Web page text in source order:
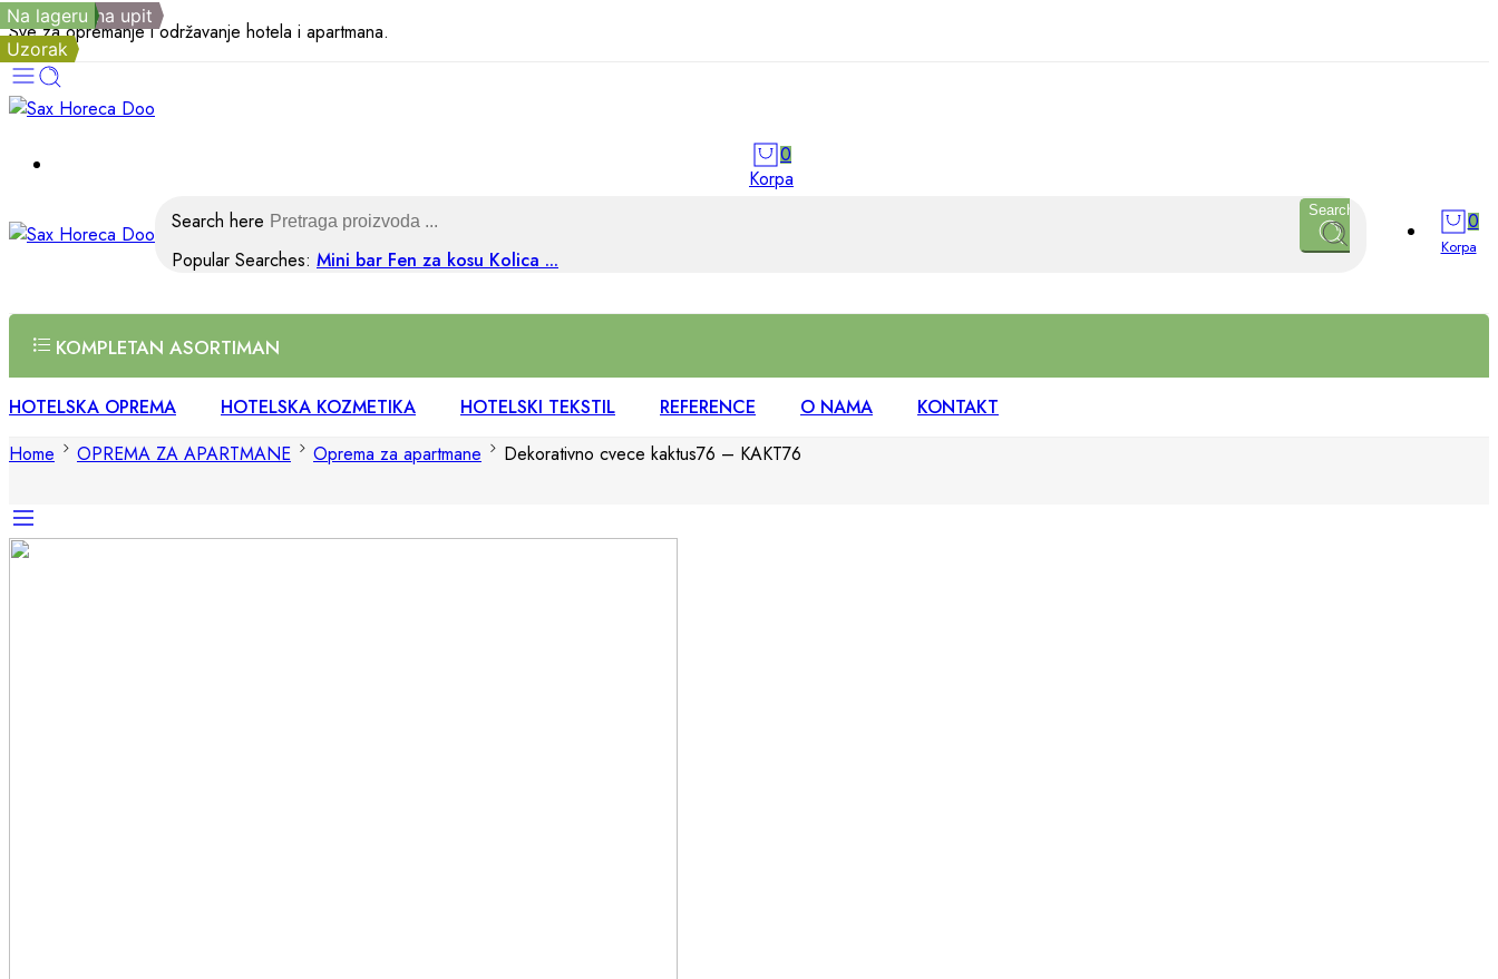
Sve za opremanje i održavanje hotela i apartmana.
0
Korpa
Search here
Popular Searches: Mini bar Fen za kosu Kolica ...
Search 0
Korpa
KOMPLETAN ASORTIMAN
HOTELSKA OPREMA HOTELSKA KOZMETIKA HOTELSKI TEKSTIL REFERENCE O NAMA
KONTAKT
Home
OPREMA ZA APARTMANE Oprema za apartmane Dekorativno cvece kaktus76 – KAKT76
Na lageru
Na lageru
Na lageru
Uzorak
Na lageru
Na lageru
Na lageru
Na lageru
Na lageru
Na lageru
Na lageru
Dostupno na upit
Na lageru
Na lageru